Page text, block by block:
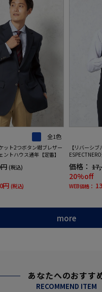
全1色
ット2つボタン紺ブレザー
トハウス通年【定番】
(税込)
円 (税込)
【リバーシ
価格：
20%off
WEB価格：
more
あなたへのおすす
RECOMMEND ITEM